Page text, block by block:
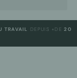
TRAVAIL DEPUIS +DE20